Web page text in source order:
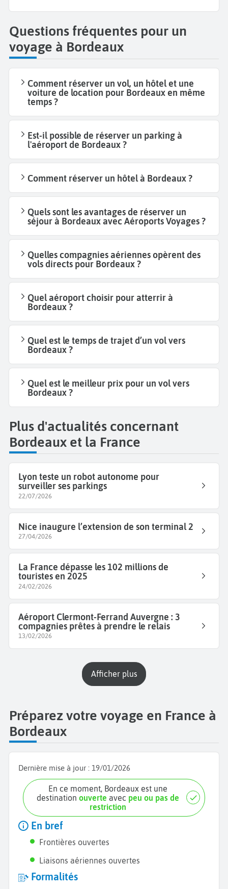
Questions fréquentes pour un
voyage à Bordeaux
Comment réserver un vol, un hôtel et une
voiture de location pour Bordeaux en même
temps ?
Est-il possible de réserver un parking à
l'aéroport de Bordeaux ?
Comment réserver un hôtel à Bordeaux ?
Quels sont les avantages de réserver un
séjour à Bordeaux avec Aéroports Voyages ?
Quelles compagnies aériennes opèrent des
vols directs pour Bordeaux ?
Quel aéroport choisir pour atterrir à
Bordeaux ?
Quel est le temps de trajet d’un vol vers
Bordeaux ?
Quel est le meilleur prix pour un vol vers
Bordeaux ?
Plus d'actualités concernant
Bordeaux et la France
Lyon teste un robot autonome pour
surveiller ses parkings
22/07/2026
Nice inaugure l’extension de son terminal 2
27/04/2026
La France dépasse les 102 millions de
touristes en 2025
24/02/2026
Aéroport Clermont-Ferrand Auvergne : 3
compagnies prêtes à prendre le relais
13/02/2026
Afficher plus
Préparez votre voyage en France à
Bordeaux
Dernière mise à jour : 19/01/2026
En ce moment, Bordeaux est une
destinationouverte avec peu ou pas de
restriction
En bref
Frontières ouvertes
Liaisons aériennes ouvertes
Formalités